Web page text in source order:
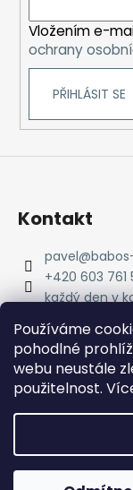
Používáme
pohodlné
webu neustále
použitelnost.
Vložením e-
ochrany
PŘIHLÁSIT SE
Kontakt
pavel@
+420 603 761
každý den v
Copyright